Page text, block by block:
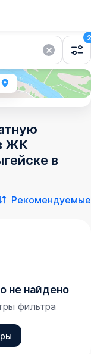
2
ЖК
в
Рекомендуемые
не найдено
фильтра